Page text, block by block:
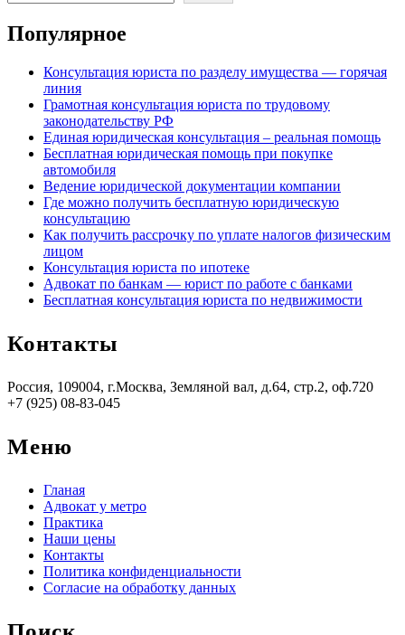
Популярное
Консультация юриста по разделу имущества — горячая
линия
Грамотная консультация юриста по трудовому
законодательству РФ
Единая юридическая консультация ‒ реальная помощь
Бесплатная юридическая помощь при покупке
автомобиля
Ведение юридической документации компании
Где можно получить бесплатную юридическую
консультацию
Как получить рассрочку по уплате налогов физическим
лицом
Консультация юриста по ипотеке
Адвокат по банкам — юрист по работе с банками
Бесплатная консультация юриста по недвижимости
Контакты
Россия, 109004, г.Москва, Земляной вал, д.64, стр.2, оф.720
+7 (925) 08-83-045
Меню
Гланая
Адвокат у метро
Практика
Наши цены
Контакты
Политика конфиденциальности
Согласие на обработку данных